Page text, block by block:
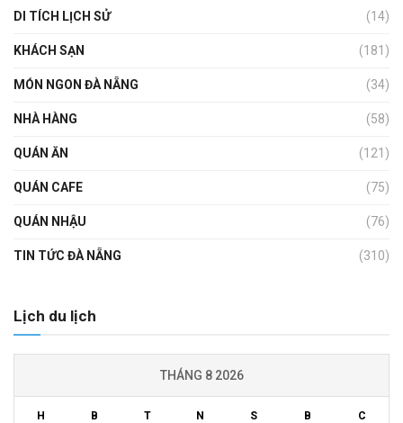
DI TÍCH LỊCH SỬ (14)
KHÁCH SẠN (181)
MÓN NGON ĐÀ NẴNG (34)
NHÀ HÀNG (58)
QUÁN ĂN (121)
QUÁN CAFE (75)
QUÁN NHẬU (76)
TIN TỨC ĐÀ NẴNG (310)
Lịch du lịch
THÁNG 8 2026
H B T N S B C